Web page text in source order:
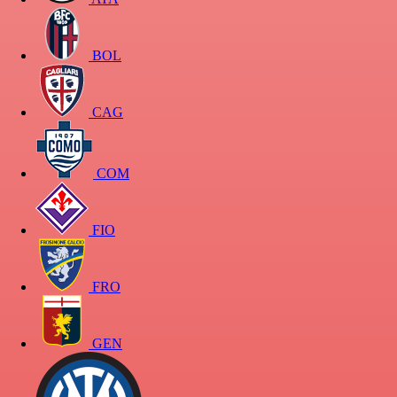
BOL
CAG
COM
FIO
FRO
GEN